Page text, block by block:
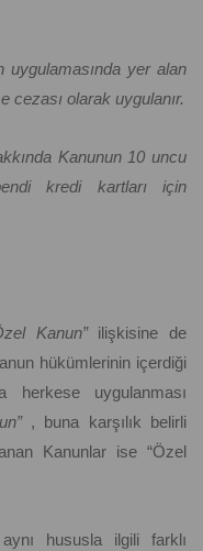
uygulamasında yer alan
cezası olarak uygulanır.
Kanunun 10 uncu
kredi kartları için
Kanun” ilişkisine de
hükümlerinin içerdiği
herkese uygulanması
, buna karşılık belirli
Kanunlar ise “Özel
hususla ilgili farklı